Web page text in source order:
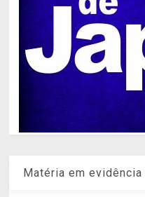
Matéria em evidência